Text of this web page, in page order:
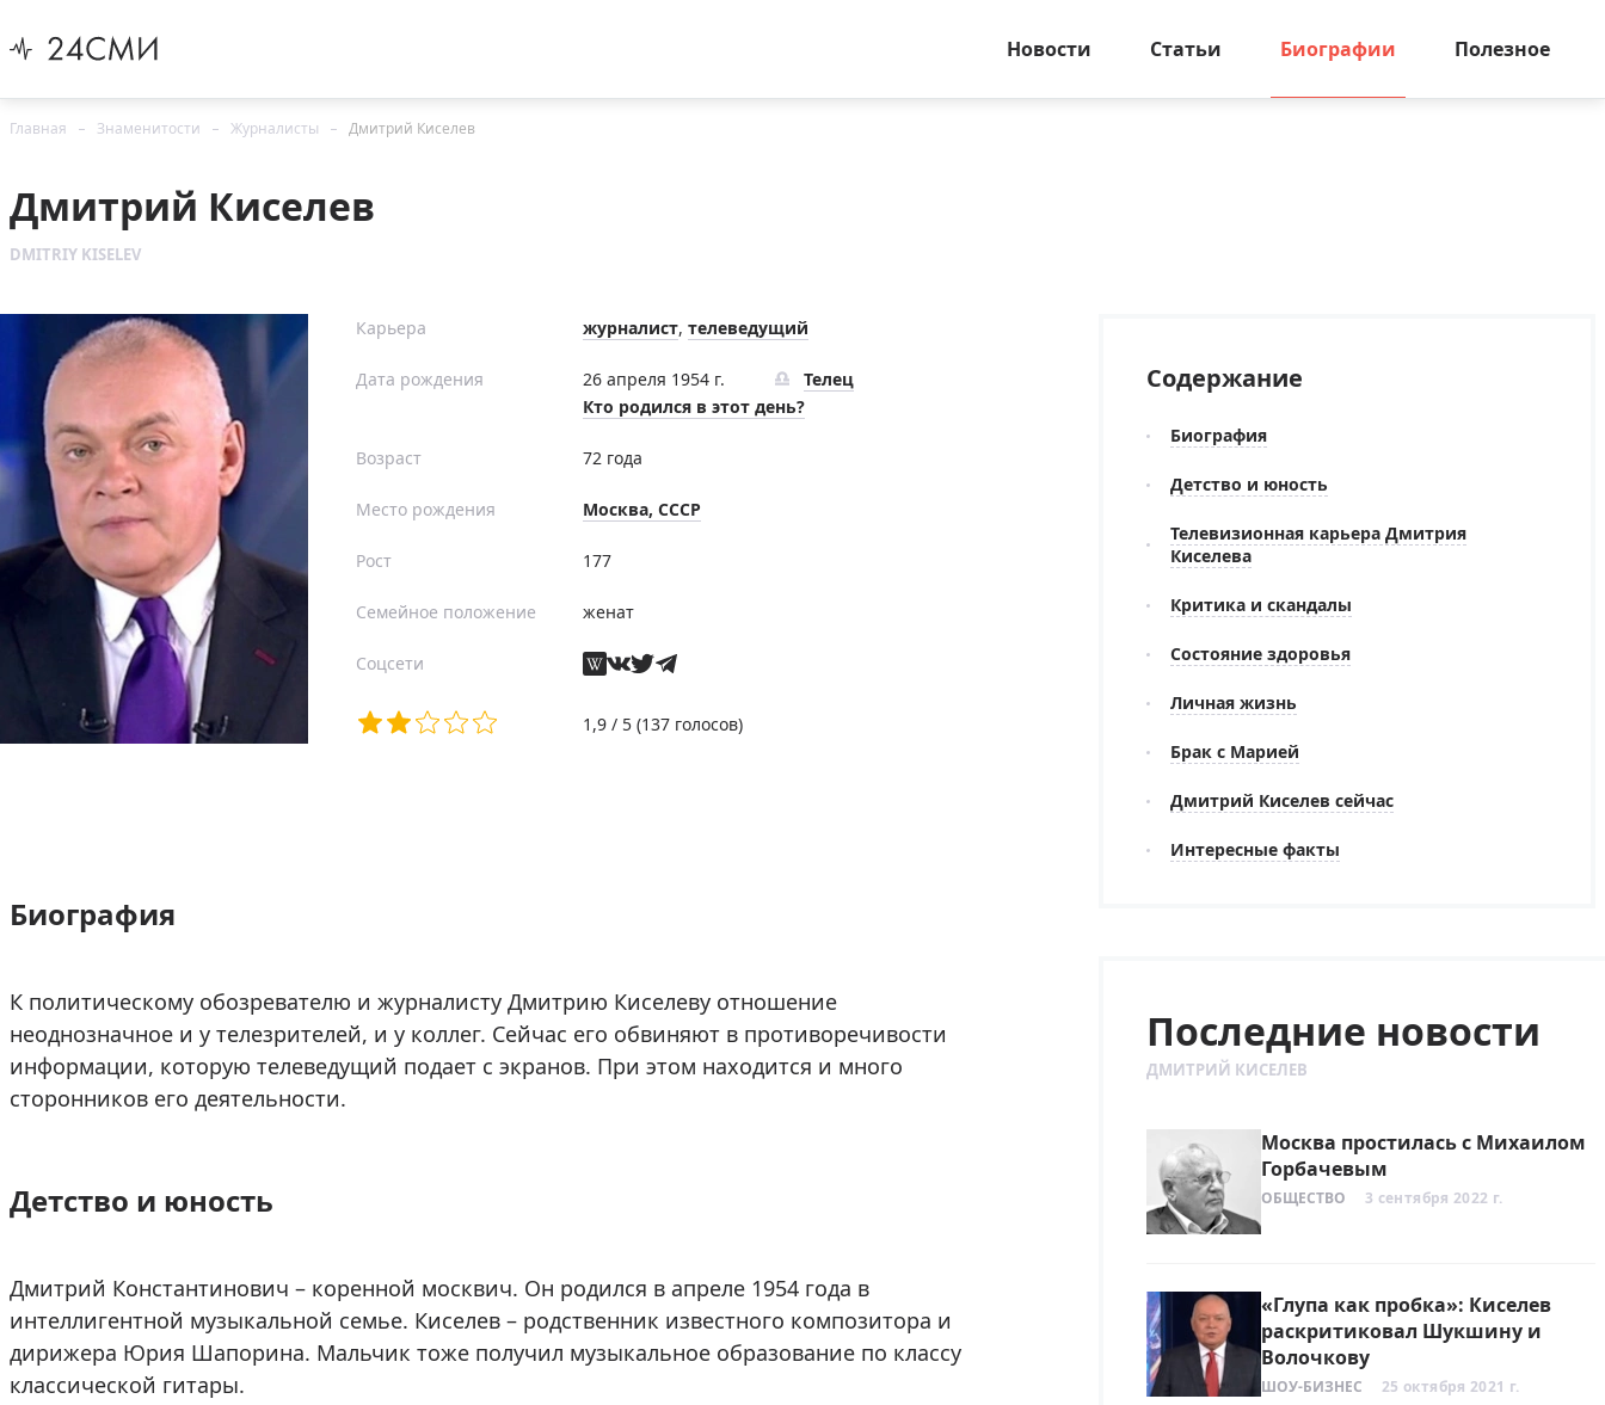
Новости Статьи Биографии Полезное
Главная Знаменитости Журналисты Дмитрий Киселев
Дмитрий Киселев
DMITRIY KISELEV
Карьера журналист, телеведущий
Дата рождения 26 апреля 1954 г.
Телец
Кто родился в этот день?
Возраст 72 года
Место рождения Москва, СССР
Рост 177
Семейное положение женат
Соцсети
1,9 / 5 (137 голосов)
Биография
К политическому обозревателю и журналисту Дмитрию Киселеву отношение
неоднозначное и у телезрителей, и у коллег. Сейчас его обвиняют в противоречивости
информации, которую телеведущий подает с экранов. При этом находится и много
сторонников его деятельности.
Детство и юность
Дмитрий Константинович – коренной москвич. Он родился в апреле 1954 года в
интеллигентной музыкальной семье. Киселев – родственник известного композитора и
дирижера Юрия Шапорина. Мальчик тоже получил музыкальное образование по классу
классической гитары.
Содержание
Биография
Детство и юность
Телевизионная карьера Дмитрия
Киселева
Критика и скандалы
Состояние здоровья
Личная жизнь
Брак с Марией
Дмитрий Киселев сейчас
Интересные факты
Последние новости
ДМИТРИЙ КИСЕЛЕВ
Москва простилась с Михаилом
Горбачевым
ОБЩЕСТВО 3 сентября 2022 г.
«Глупа как пробка»: Киселев
раскритиковал Шукшину и
Волочкову
ШОУ-БИЗНЕС 25 октября 2021 г.